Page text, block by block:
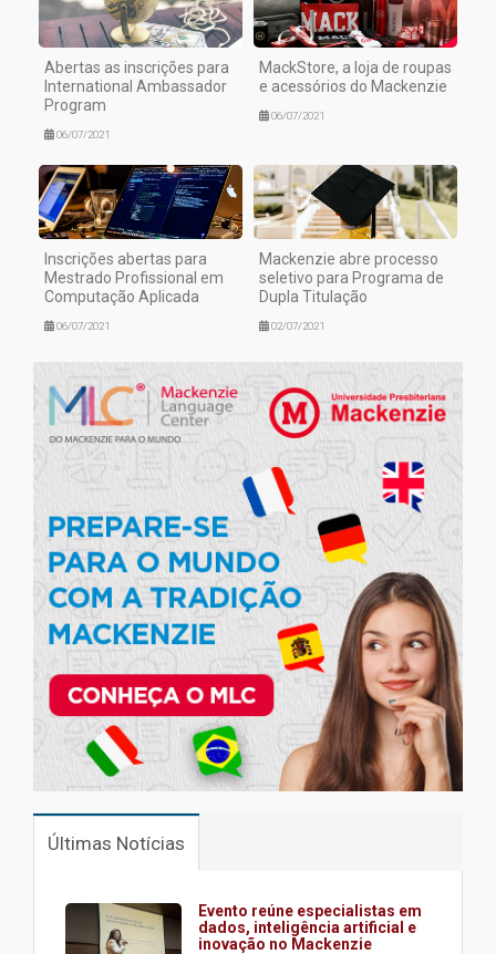
Abertas as inscrições para
International Ambassador
Program
06/07/2021
MackStore, a loja de roupas
e acessórios do Mackenzie
06/07/2021
Inscrições abertas para
Mestrado Profissional em
Computação Aplicada
06/07/2021
Mackenzie abre processo
seletivo para Programa de
Dupla Titulação
02/07/2021
Últimas Notícias
Evento reúne especialistas em
dados, inteligência artificial e
inovação no Mackenzie